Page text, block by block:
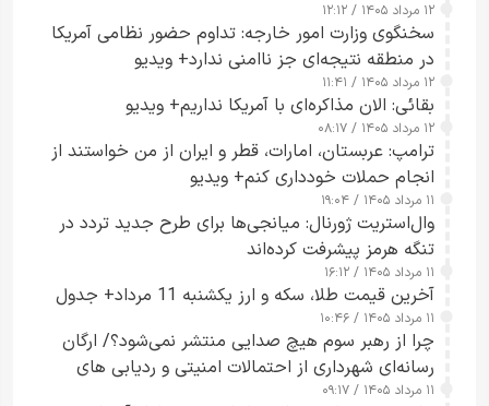
۱۲ مرداد ۱۴۰۵ / ۱۲:۱۲
سخنگوی وزارت امور خارجه: تداوم حضور نظامی آمریکا
در منطقه نتیجه‌ای جز ناامنی ندارد+ ویدیو
۱۲ مرداد ۱۴۰۵ / ۱۱:۴۱
بقائی: الان مذاکره‌ای با آمریکا نداریم+ ویدیو
۱۲ مرداد ۱۴۰۵ / ۰۸:۱۷
ترامپ: عربستان، امارات، قطر و ایران از من خواستند از
انجام حملات خودداری کنم+ ویدیو
۱۱ مرداد ۱۴۰۵ / ۱۹:۰۴
وال‌استریت ژورنال: میانجی‌ها برای طرح جدید تردد در
تنگه هرمز پیشرفت کرده‌اند
۱۱ مرداد ۱۴۰۵ / ۱۶:۱۲
آخرین قیمت طلا، سکه و ارز یکشنبه 11 مرداد+ جدول
۱۱ مرداد ۱۴۰۵ / ۱۰:۴۶
چرا از رهبر سوم هیچ صدایی منتشر نمی‌شود؟/ ارگان
رسانه‌ای شهرداری از احتمالات امنیتی و ردیابی های
جاسوسی گفت
۱۱ مرداد ۱۴۰۵ / ۰۹:۱۷